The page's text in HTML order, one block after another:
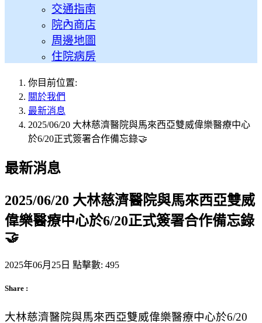
交通指南
院內商店
周邊地圖
住院病房
你目前位置:
關於我們
最新消息
2025/06/20 大林慈濟醫院與馬來西亞雙威偉樂醫療中心
於6/20正式簽署合作備忘錄🤝
最新消息
2025/06/20 大林慈濟醫院與馬來西亞雙威
偉樂醫療中心於6/20正式簽署合作備忘錄
🤝
2025年06月25日 點擊數: 495
Share :
大林慈濟醫院與馬來西亞雙威偉樂醫療中心於6/20